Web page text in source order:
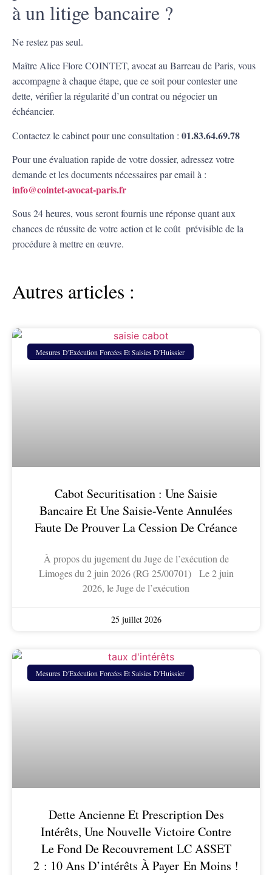
à un litige bancaire ?
Ne restez pas seul.
Maître Alice Flore COINTET, avocat au Barreau de Paris, vous
accompagne à chaque étape, que ce soit pour contester une
dette, vérifier la régularité d’un contrat ou négocier un
échéancier.
Contactez le cabinet pour une consultation : 01.83.64.69.78
Pour une évaluation rapide de votre dossier, adressez votre
demande et les documents nécessaires par email à :
info@cointet-avocat-paris.fr
Sous 24 heures, vous seront fournis une réponse quant aux
chances de réussite de votre action et le coût prévisible de la
procédure à mettre en œuvre.
Autres articles :
Mesures D'Exécution Forcées Et Saisies D'Huissier
Cabot Securitisation : Une Saisie
Bancaire Et Une Saisie-Vente Annulées
Faute De Prouver La Cession De Créance
À propos du jugement du Juge de l’exécution de
Limoges du 2 juin 2026 (RG 25/00701) Le 2 juin
2026, le Juge de l’exécution
25 juillet 2026
Mesures D'Exécution Forcées Et Saisies D'Huissier
Dette Ancienne Et Prescription Des
Intérêts, Une Nouvelle Victoire Contre
Le Fond De Recouvrement LC ASSET
2 : 10 Ans D’intérêts À Payer En Moins !